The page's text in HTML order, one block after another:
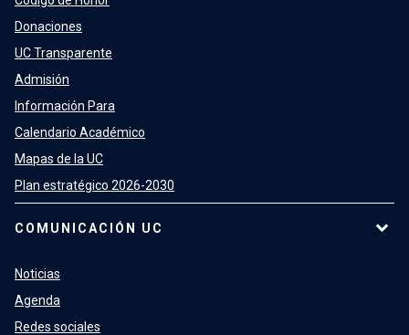
Donaciones
UC Transparente
Admisión
Información Para
Calendario Académico
Mapas de la UC
Plan estratégico 2026-2030
COMUNICACIÓN UC
Noticias
Agenda
Redes sociales